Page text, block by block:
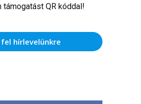
QR kóddal!
hírlevelünkre